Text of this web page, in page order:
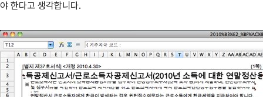
야 한다고 생각합니다.